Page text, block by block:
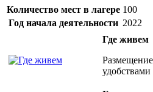
Количество мест в лагере 100
Год начала деятельности 2022
Где живем
удобствами